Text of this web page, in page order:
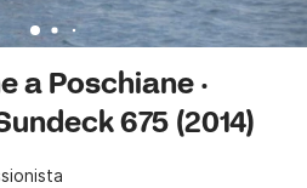
a Poschiane ·
675 (2014)